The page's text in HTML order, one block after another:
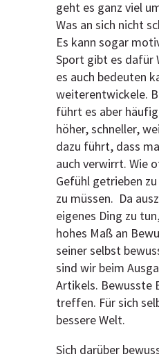
geht es ganz viel
Was an sich nicht
Es kann sogar
Sport gibt es dafür
es auch bedeuten
weiterentwickele.
führt es aber
höher, schneller,
dazu führt, dass
auch verwirrt. Wie
Gefühl getrieben
zu müssen. Da
eigenes Ding zu
hohes Maß an
seiner selbst
sind wir beim
Artikels. Bewusste
treffen. Für sich
bessere Welt.
Sich darüber